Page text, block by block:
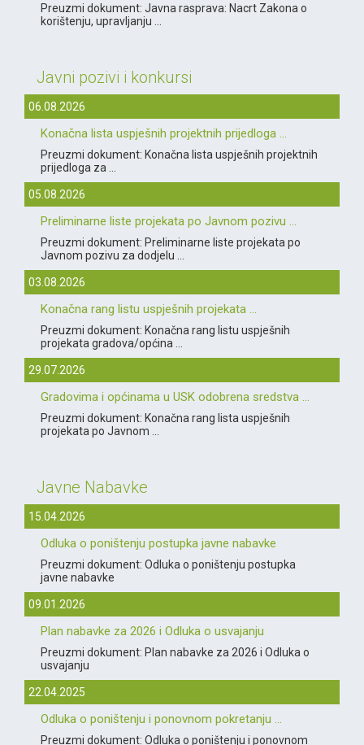
Preuzmi dokument: Javna rasprava: Nacrt Zakona o
korištenju, upravljanju ...
Javni pozivi i konkursi
06.08.2026
Konačna lista uspješnih projektnih prijedloga ...
Preuzmi dokument: Konačna lista uspješnih projektnih
prijedloga za ...
05.08.2026
Preliminarne liste projekata po Javnom pozivu ...
Preuzmi dokument: Preliminarne liste projekata po
Javnom pozivu za dodjelu ...
03.08.2026
Konačna rang listu uspješnih projekata ...
Preuzmi dokument: Konačna rang listu uspješnih
projekata gradova/općina ...
29.07.2026
Gradovima i općinama u USK odobrena sredstva ...
Preuzmi dokument: Konačna rang lista uspješnih
projekata po Javnom ...
Javne Nabavke
15.04.2026
Odluka o poništenju postupka javne nabavke
Preuzmi dokument: Odluka o poništenju postupka
javne nabavke
09.01.2026
Plan nabavke za 2026 i Odluka o usvajanju
Preuzmi dokument: Plan nabavke za 2026 i Odluka o
usvajanju
22.04.2025
Odluka o poništenju i ponovnom pokretanju ...
Preuzmi dokument: Odluka o poništenju i ponovnom